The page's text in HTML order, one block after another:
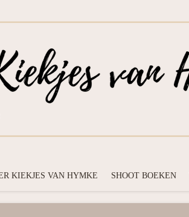
KIEKJES VAN HYMKE SHOOT BOEKEN